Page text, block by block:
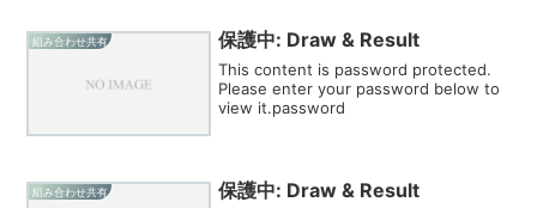
組み合わせ共有 保護中: Draw & Result
This content is password protected.
Please enter your password below to
view it.password
組み合わせ共有 保護中: Draw & Result